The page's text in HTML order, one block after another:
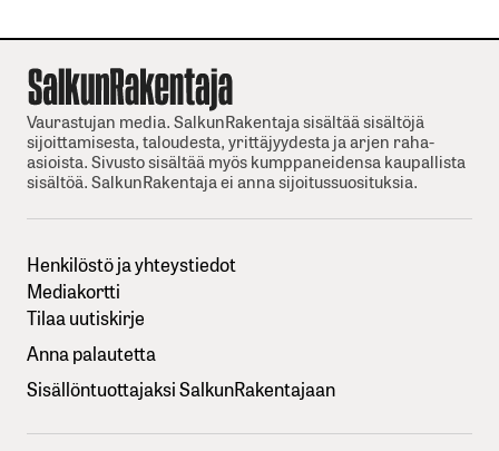
Vaurastujan media. SalkunRakentaja sisältää sisältöjä
sijoittamisesta, taloudesta, yrittäjyydesta ja arjen raha-
asioista. Sivusto sisältää myös kumppaneidensa kaupallista
sisältöä. SalkunRakentaja ei anna sijoitussuosituksia.
Henkilöstö ja yhteystiedot
Mediakortti
Tilaa uutiskirje
Anna palautetta
Sisällöntuottajaksi SalkunRakentajaan